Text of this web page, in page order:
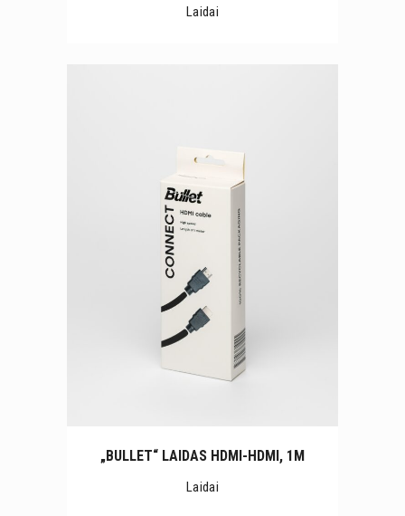
Laidai
„BULLET“ LAIDAS HDMI-HDMI, 1M
Laidai